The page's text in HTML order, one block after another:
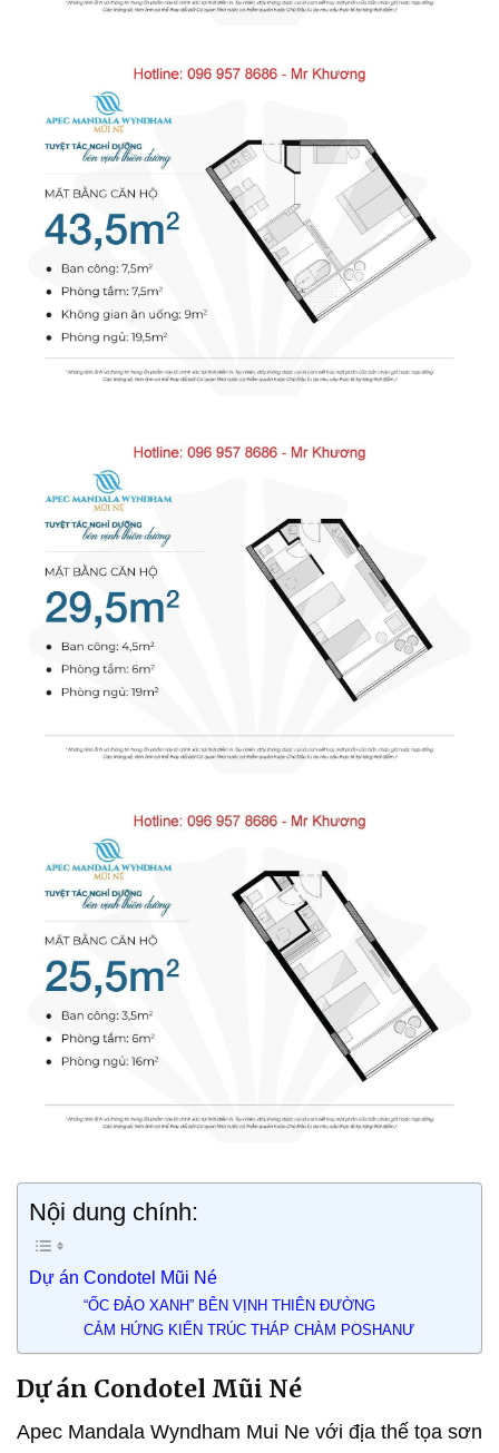
Nội dung chính:
Dự án Condotel Mũi Né
“ỐC ĐẢO XANH” BÊN VỊNH THIÊN ĐƯỜNG
CẢM HỨNG KIẾN TRÚC THÁP CHÀM POSHANƯ
Dự án Condotel Mũi Né
Apec Mandala Wyndham Mui Ne với địa thế tọa sơn